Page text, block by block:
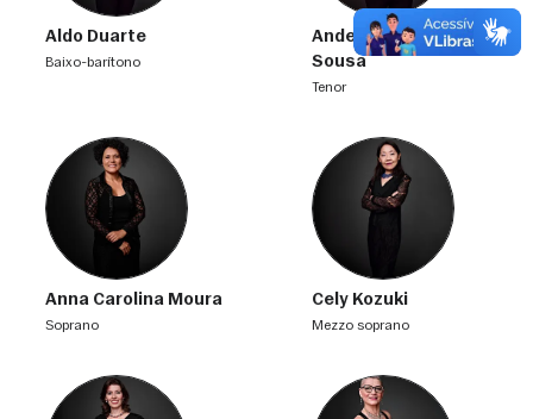
Aldo Duarte
baixo-barítono
Anderson Luiz de
Sousa
tenor
Anna Carolina Moura
soprano
Cely Kozuki
mezzo soprano